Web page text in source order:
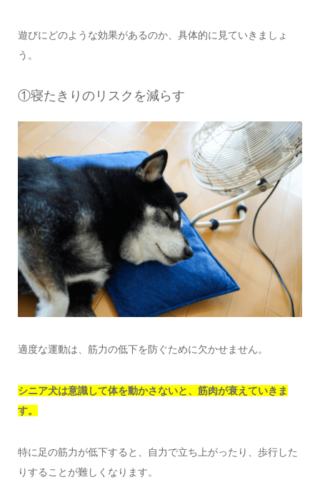
遊びにどのような効果があるのか、具体的に見ていきましょ
う。
①寝たきりのリスクを減らす
適度な運動は、筋力の低下を防ぐために欠かせません。
シニア犬は意識して体を動かさないと、筋肉が衰えていきま
す。
特に足の筋力が低下すると、自力で立ち上がったり、歩行した
りすることが難しくなります。